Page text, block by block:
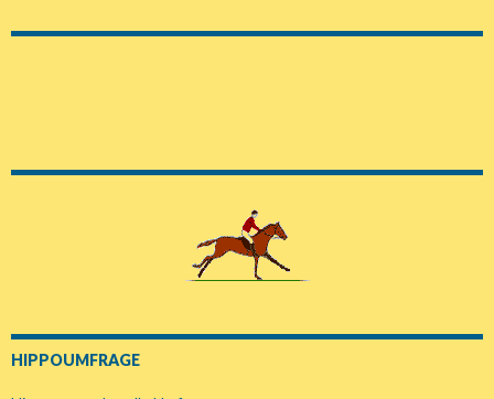
HIPPOUMFRAGE